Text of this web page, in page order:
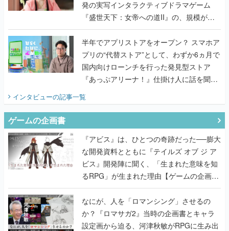
発の実写インタラクティブドラマゲーム
『盛世天下：女帝への道II』の、規模が違
うこだわりをプロデューサーに聞いた
半年でアプリストアをオープン？ スマホア
プリの“代替ストア”として、わずか6ヵ月で
国内向けローンチを行った発見型ストア
『あっぷアリーナ！』仕掛け人に話を聞い
インタビューの記事一覧
ゲームの企画書
『アビス』は、ひとつの奇跡だった──膨大
な開発資料とともに『テイルズ オブ ジ ア
ビス』開発陣に聞く、「生まれた意味を知
るRPG」が生まれた理由【ゲームの企画
書】
なにが、人を「ロマンシング」させるの
か？『ロマサガ2』当時の企画書とキャラ
設定画から迫る、河津秋敏がRPGに生み出